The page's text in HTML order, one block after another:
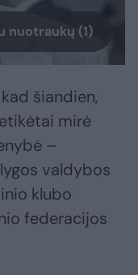
nuotraukų (1)
šiandien,
mirė
–
valdybos
klubo
federacijos